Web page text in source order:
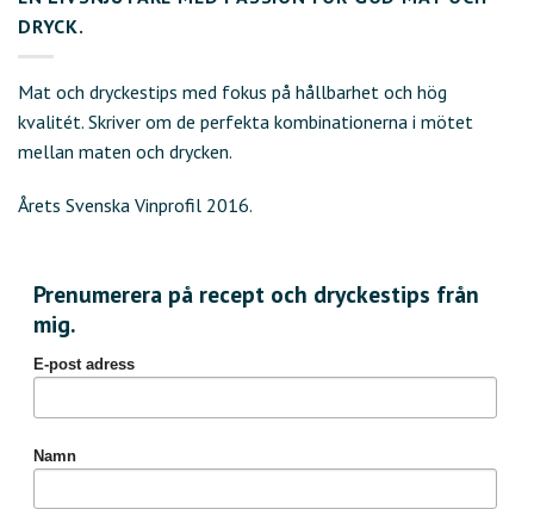
DRYCK.
Mat och dryckestips med fokus på hållbarhet och hög
kvalitét. Skriver om de perfekta kombinationerna i mötet
mellan maten och drycken.
Årets Svenska Vinprofil 2016.
Prenumerera på recept och dryckestips från
mig.
E-post adress
Namn